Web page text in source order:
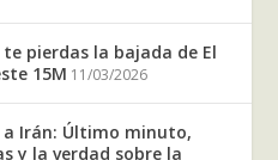
pierdas la bajada de El
15M 11/03/2026
a Irán: Último minuto,
y la verdad sobre la